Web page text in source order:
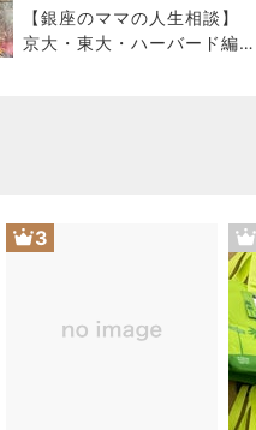
【銀座のママの人生相談】
京大・東大・ハーバード編
3